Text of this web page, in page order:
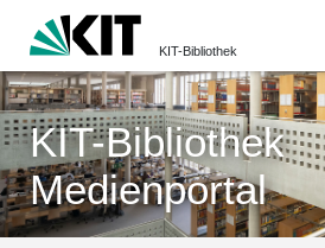
KIT-Bibliothek
KIT-Bibliothek
Medienportal